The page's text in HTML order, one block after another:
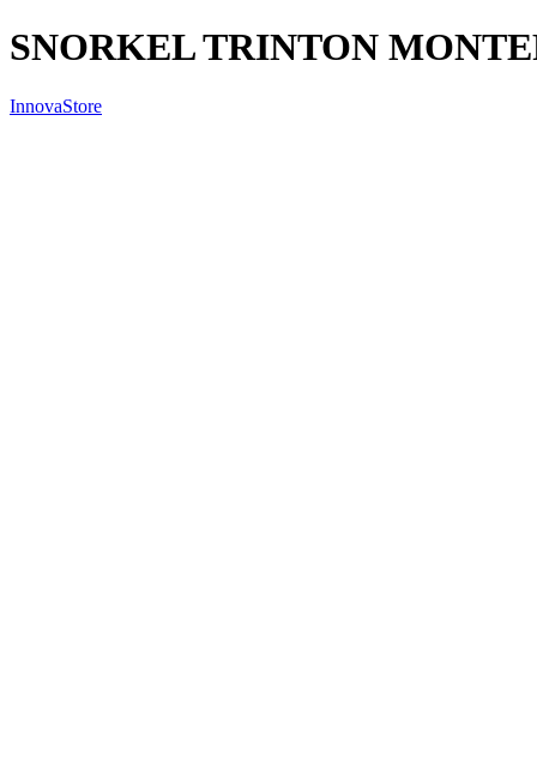
SNORKEL TRINTON
InnovaStore